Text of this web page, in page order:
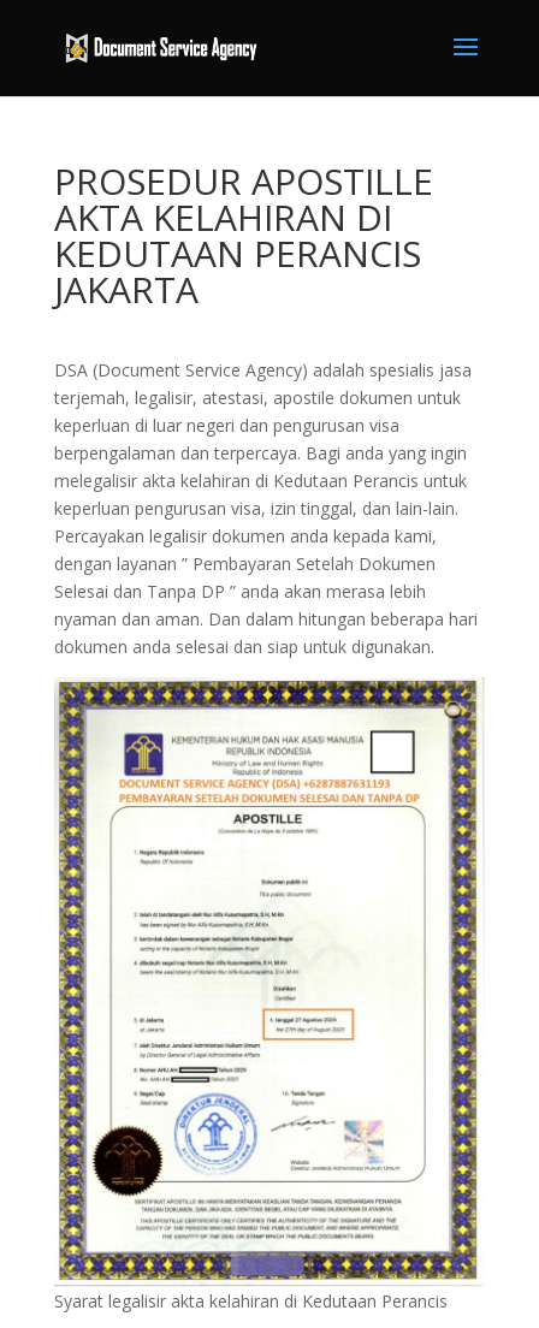
PROSEDUR APOSTILLE
AKTA KELAHIRAN DI
KEDUTAAN PERANCIS
JAKARTA
DSA (Document Service Agency) adalah spesialis jasa
terjemah, legalisir, atestasi, apostile dokumen untuk
keperluan di luar negeri dan pengurusan visa
berpengalaman dan terpercaya. Bagi anda yang ingin
melegalisir akta kelahiran di Kedutaan Perancis untuk
keperluan pengurusan visa, izin tinggal, dan lain-lain.
Percayakan legalisir dokumen anda kepada kami,
dengan layanan ” Pembayaran Setelah Dokumen
Selesai dan Tanpa DP ” anda akan merasa lebih
nyaman dan aman. Dan dalam hitungan beberapa hari
dokumen anda selesai dan siap untuk digunakan.
Syarat legalisir akta kelahiran di Kedutaan Perancis